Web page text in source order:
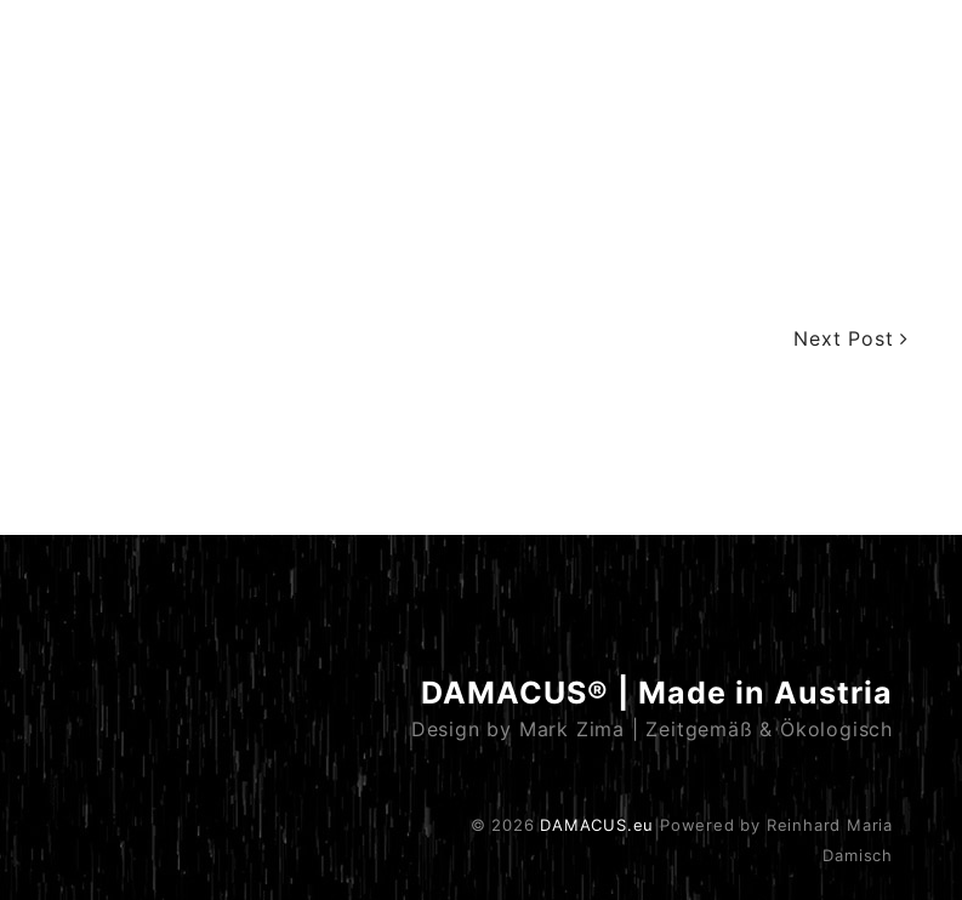
Next Post
DAMACUS® | Made in Austria
Design by Mark Zima | Zeitgemäß & Ökologisch
© 2026 DAMACUS.eu Powered by Reinhard Maria
Damisch